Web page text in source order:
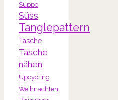
Suppe
Süss
Tanglepattern
Tasche
Tasche
nähen
Upcycling
Weihnachten